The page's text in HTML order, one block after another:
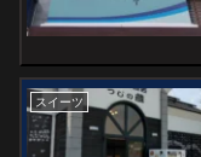
スイーツ